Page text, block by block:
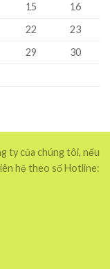
15
16
22
23
29
30
ty của chúng tôi, nếu
hệ theo số Hotline: